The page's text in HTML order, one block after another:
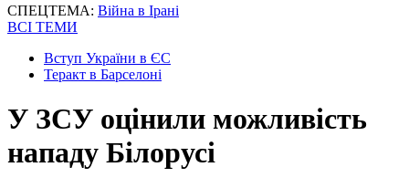
СПЕЦТЕМА: Війна в Ірані
ВСІ ТЕМИ
Вступ України в ЄС
Теракт в Барселоні
У ЗСУ оцінили можливість
нападу Білорусі